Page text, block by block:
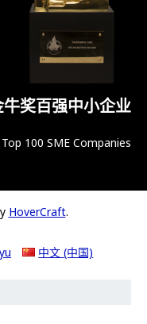
牛奖百强中小企业
Top 100 SME Companies
HoverCraft.
中文 (中国)